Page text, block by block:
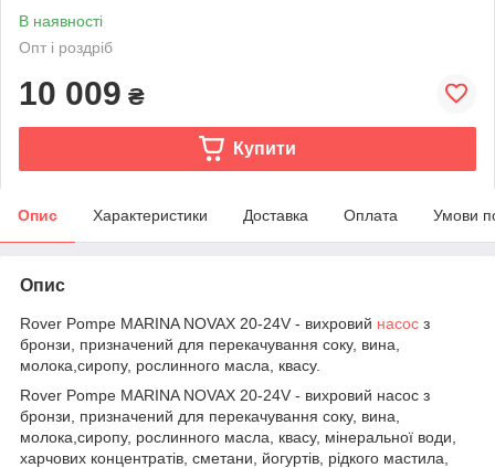
В наявності
Опт і роздріб
10 009 ₴
Купити
Опис Характеристики Доставка Оплата Умови
Опис
Rover Pompe MARINA NOVAX 20-24V - вихровий насос з
бронзи, призначений для перекачування соку, вина,
молока,сиропу, рослинного масла, квасу.
Rover Pompe MARINA NOVAX 20-24V - вихровий насос з
бронзи, призначений для перекачування соку, вина,
молока,сиропу, рослинного масла, квасу, мінеральної води,
харчових концентратів, сметани, йогуртів, рідкого мастила,